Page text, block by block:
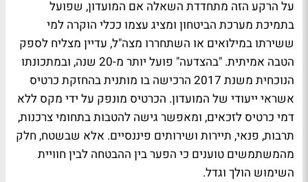
על הרקע הזה מתחדדת השאלה אם המועדון, שפועל
בתמיכת מערכת הביטחון ומציג עצמו ככלי הוקרה למי
ששירתו במילואים או השתחררו מצה"ל, עדיין מצליח לספק
הטבה אמיתית. "בהצדעה" פועל יותר מ-20 שנה, ובמתכונתו
הנוכחית משנת 2017 הרכישה בו מותנית בהחזקת כרטיס
אשראי ייעודי של המועדון. הכרטיס מונפק על ידי מקס ללא
דמי כרטיס לזכאים, ומאפשר גישה להטבות בתחומי צרכנות,
תרבות, פנאי, תיירות ושירותים פיננסיים. אלא שבשטח, חלק
מהמשתמשים טוענים כי הפער בין ההבטחה לבין חוויית
השימוש הולך וגדל.